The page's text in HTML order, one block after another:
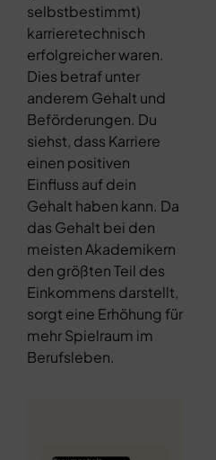
selbstbestimmt)
karrieretechnisch
erfolgreicher waren.
Dies betraf unter
anderem Gehalt und
Beförderungen. Du
siehst, dass Karriere
einen positiven
Einfluss auf dein
Gehalt haben kann. Da
das Gehalt bei den
meisten Akademikern
den größten Teil des
Einkommens darstellt,
sorgt eine Erhöhung für
mehr Spielraum im
Berufsleben.